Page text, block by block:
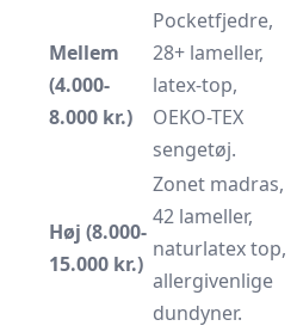
Mellem
(4.000-
8.000 kr.)
Pocketfjedre,
28+ lameller,
latex-top,
OEKO-TEX
sengetøj.
Høj (8.000-
15.000 kr.)
Zonet madras,
42 lameller,
naturlatex top,
allergivenlige
dundyner.